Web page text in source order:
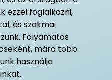
ezzel foglalkozni,
és szakmai
Folyamatos
mára több
használja